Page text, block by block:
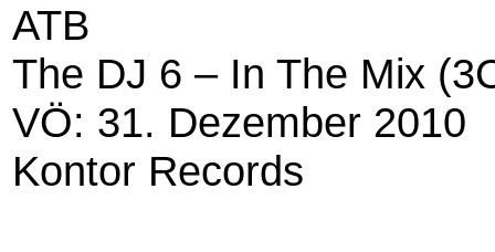
ATB
The DJ 6 – In The Mix
VÖ: 31. Dezember 2010
Kontor Records